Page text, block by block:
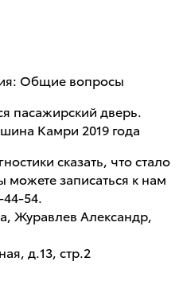
Общие вопросы
пасажирский дверь.
Камри 2019 года
сказать, что стало
записаться к нам
44-54.
Журавлев Александр,
д.13, стр.2